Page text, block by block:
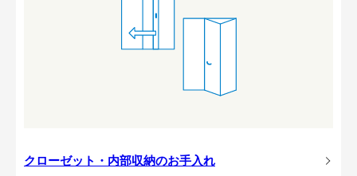
クローゼット・内部収納のお手入れ